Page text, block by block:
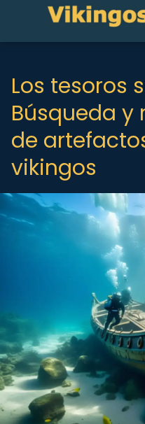
Los tesoros
Búsqueda y
de
vikingos